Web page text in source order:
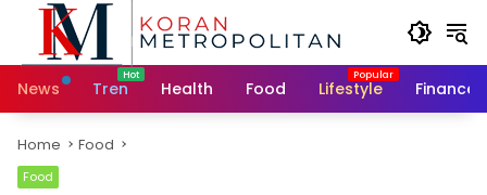
content
News
Tren Health Food Lifestyle Finance
Home Food
Food